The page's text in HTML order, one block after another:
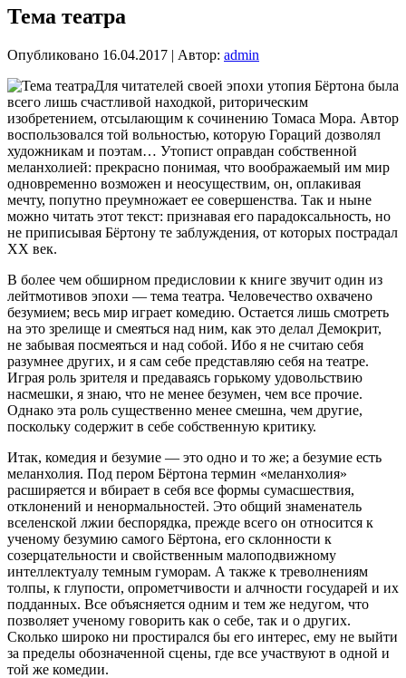
Тема театра
Опубликовано 16.04.2017 | Автор: admin
Для читателей своей эпохи утопия Бёртона была
всего лишь счастливой находкой, риторическим
изобретением, отсылающим к сочинению Томаса Мора. Автор
воспользовался той вольностью, которую Гораций дозволял
художникам и поэтам… Утопист оправдан собственной
меланхолией: прекрасно понимая, что воображаемый им мир
одновременно возможен и неосуществим, он, оплакивая
мечту, попутно преумножает ее совершенства. Так и ныне
можно читать этот текст: признавая его парадоксальность, но
не приписывая Бёртону те заблуждения, от которых пострадал
XX век.
В более чем обширном предисловии к книге звучит один из
лейтмотивов эпохи — тема театра. Человечество охвачено
безумием; весь мир играет комедию. Остается лишь смотреть
на это зрелище и смеяться над ним, как это делал Демокрит,
не забывая посмеяться и над собой. Ибо я не считаю себя
разумнее других, и я сам себе представляю себя на театре.
Играя роль зрителя и предаваясь горькому удовольствию
насмешки, я знаю, что не менее безумен, чем все прочие.
Однако эта роль существенно менее смешна, чем другие,
поскольку содержит в себе собственную критику.
Итак, комедия и безумие — это одно и то же; а безумие есть
меланхолия. Под пером Бёртона термин «меланхолия»
расширяется и вбирает в себя все формы сумасшествия,
отклонений и ненормальностей. Это общий знаменатель
вселенской лжии беспорядка, прежде всего он относится к
ученому безумию самого Бёртона, его склонности к
созерцательности и свойственным малоподвижному
интеллектуалу темным гуморам. А также к треволнениям
толпы, к глупости, опрометчивости и алчности государей и их
подданных. Все объясняется одним и тем же недугом, что
позволяет ученому говорить как о себе, так и о других.
Сколько широко ни простирался бы его интерес, ему не выйти
за пределы обозначенной сцены, где все участвуют в одной и
той же комедии.